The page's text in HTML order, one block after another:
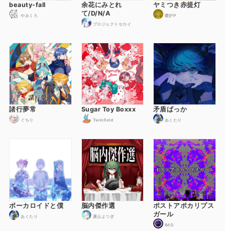
beauty-fall
やみくろ
余花にみとれ
て/D/N/A
プロジェクトセカイ
ヤミつき赤提灯
暖炉P
諸行夢常
ぐちり
Sugar Toy Boxxx
Twinfield
矛盾ばっか
あくたり
ボーカロイドと僕
あくたり
脳内傑作選
夏山よつぎ
ポストアポカリプス
ガール
IMO